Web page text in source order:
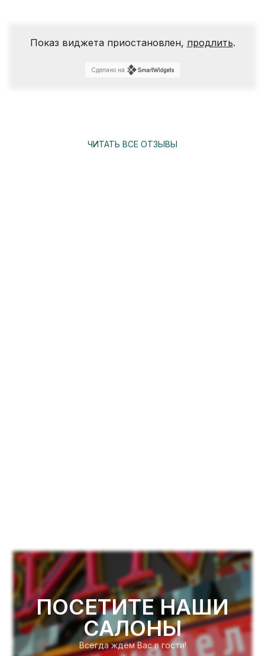
Показ виджета приостановлен, продлить.
Сделано на
ЧИТАТЬ ВСЕ ОТЗЫВЫ
ПОСЕТИТЕ НАШИ
САЛОНЫ
Всегда ждём Вас в гости!